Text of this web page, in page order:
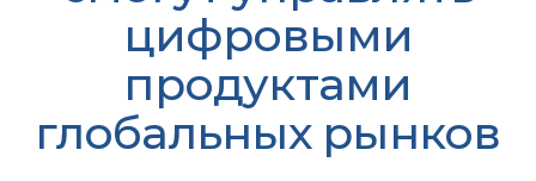
цифровыми
продуктами
глобальных рынков